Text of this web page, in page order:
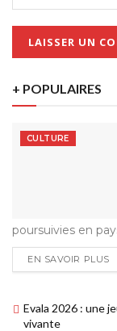
+ POPULAIRES
CULTURE
poursuivies en
EN SAVOIR PLUS
Evala 2026 : une
vivante